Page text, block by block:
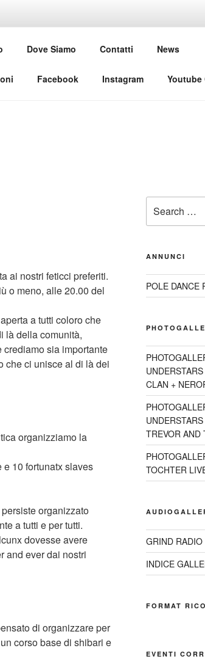
Dove Siamo Contatti News
Facebook Instagram Youtube
ai nostri feticci preferiti.
o meno, alle 20.00 del
a tutti coloro che
là della comunità,
sia importante
che ci unisce al di là dei
organizziamo la
10 fortunatx slaves
organizzato
a tutti e per tutti.
dovesse avere
and ever dai nostri
di organizzare per
corso base di shibari e
for:
ANNUNCI
POLE DANCE
CLAN +
TREVOR AND
TOCHTER
GRIND RADIO
INDICE
FORMAT
EVENTI